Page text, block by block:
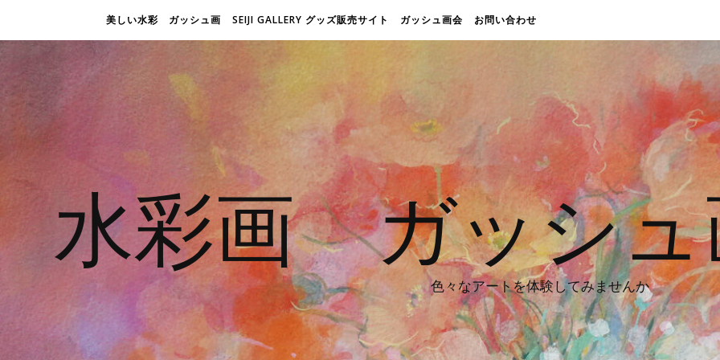
美しい水彩 ガッシュ画 SEIJI GALLERY グッズ販売サイト ガッシュ画会 お問い合わせ
水彩画 ガッシュ
色々なアートを体験してみませんか